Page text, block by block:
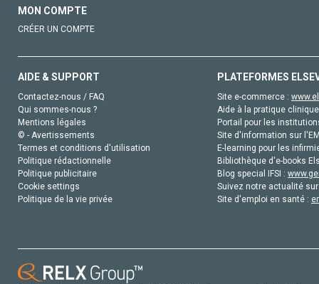
MON COMPTE
CRÉER UN COMPTE
AIDE & SUPPORT
Contactez-nous / FAQ
Qui sommes-nous ?
Mentions légales
© - Avertissements
Termes et conditions d'utilisation
Politique rédactionnelle
Politique publicitaire
Cookie settings
Politique de la vie privée
PLATEFORMES
Site e-commerce :
Aide à la pratique
Portail pour les
Site d'information sur
E-learning pour les
Bibliothèque d'e-books
Blog special IFSI :
Suivez notre actualité
Site d'emploi en santé :